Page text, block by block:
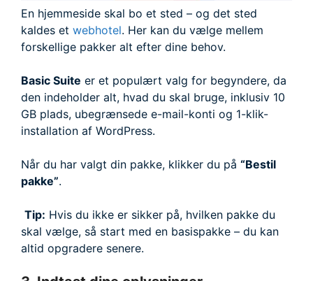
En hjemmeside skal bo et sted – og det sted
kaldes et webhotel. Her kan du vælge mellem
forskellige pakker alt efter dine behov.
Basic Suite er et populært valg for begyndere, da
den indeholder alt, hvad du skal bruge, inklusiv 10
GB plads, ubegrænsede e-mail-konti og 1-klik-
installation af WordPress.
Når du har valgt din pakke, klikker du på “Bestil
pakke”.
Tip: Hvis du ikke er sikker på, hvilken pakke du
skal vælge, så start med en basispakke – du kan
altid opgradere senere.